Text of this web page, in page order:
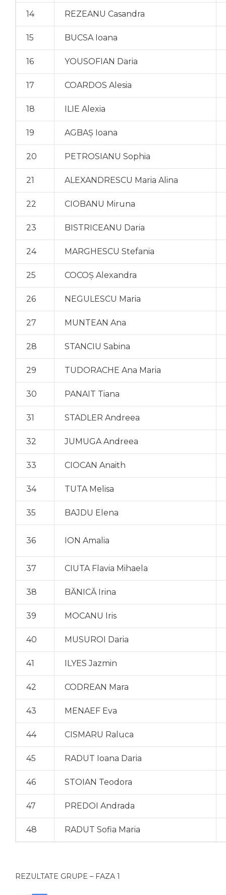
14 REZEANU Casandra
15 BUCSA Ioana
16 YOUSOFIAN Daria
17 COARDOS Alesia
18 ILIE Alexia
19 AGBAŞ Ioana
20 PETROSIANU Sophia
21 ALEXANDRESCU Maria Alina
22 CIOBANU Miruna
23 BISTRICEANU Daria
24 MARGHESCU Stefania
25 COCOŞ Alexandra
26 NEGULESCU Maria
27 MUNTEAN Ana
28 STANCIU Sabina
29 TUDORACHE Ana Maria
30 PANAIT Tiana
31 STADLER Andreea
32 JUMUGA Andreea
33 CIOCAN Anaith
34 TUTA Melisa
35 BAJDU Elena
36 ION Amalia
37 CIUTA Flavia Mihaela
38 BĂNICĂ Irina
39 MOCANU Iris
40 MUSUROI Daria
41 ILYES Jazmin
42 CODREAN Mara
43 MENAEF Eva
44 CISMARU Raluca
45 RADUT Ioana Daria
46 STOIAN Teodora
47 PREDOI Andrada
48 RADUT Sofia Maria
REZULTATE GRUPE – FAZA 1